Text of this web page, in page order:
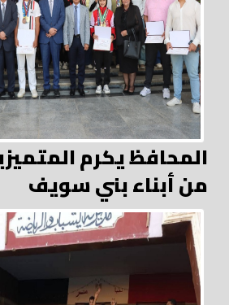
المحافظ يكرم
من أبناء بني سويف